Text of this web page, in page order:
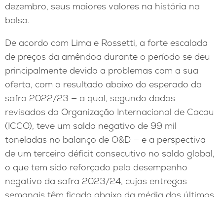
dezembro, seus maiores valores na história na
bolsa.
De acordo com Lima e Rossetti, a forte escalada
de preços da amêndoa durante o período se deu
principalmente devido a problemas com a sua
oferta, com o resultado abaixo do esperado da
safra 2022/23 — a qual, segundo dados
revisados da Organização Internacional de Cacau
(ICCO), teve um saldo negativo de 99 mil
toneladas no balanço de O&D — e a perspectiva
de um terceiro déficit consecutivo no saldo global,
o que tem sido reforçado pelo desempenho
negativo da safra 2023/24, cujas entregas
semanais têm ficado abaixo da média dos últimos